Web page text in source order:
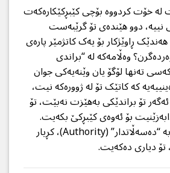
لە خۆت کردووە بۆچی کێبڕکێکارەکەت
نییە، دوو هێندەی تۆ گرێبەست
ڕاوێژکار بۆ یەک کاتژمێر پارەی
وەڵامەکە لە “براندی
تەنها لۆگۆ یان وێنەیەکی جوان
کە کاتێک تۆ لە ژوورەکە نیت،
تۆ براندێکی بەهێزت نەبێت، تۆ
بۆ ئەوەی کێبڕکێ بکەیت.
بەڵام کاتێک دەبیت بە “دەسەڵاتدار” (Authority)، کڕیار
تۆ دیاری دەکەیت.